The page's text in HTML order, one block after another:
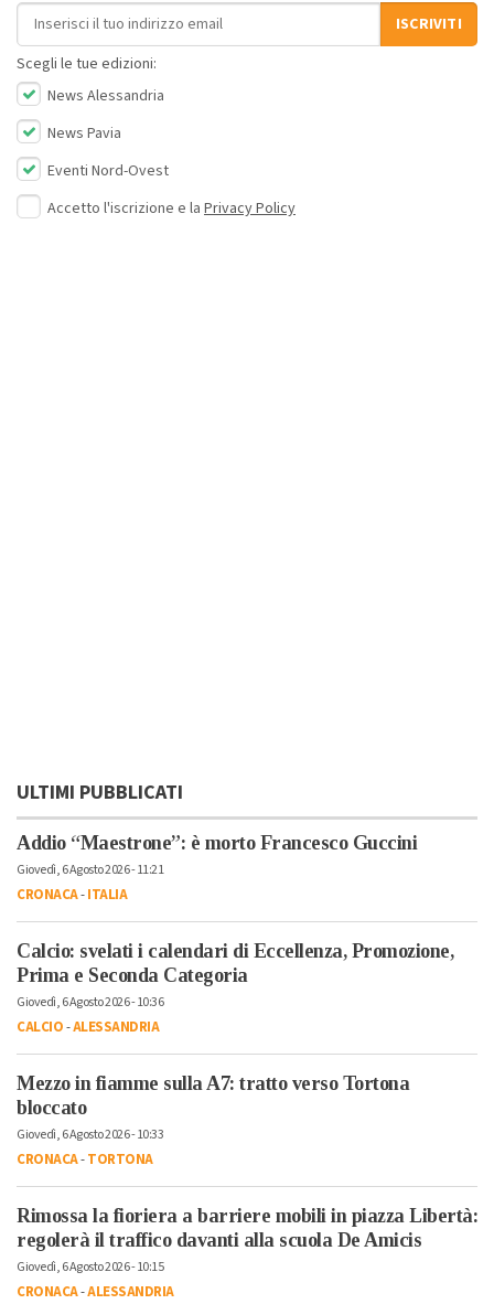
Indirizzo email
ISCRIVITI
Scegli le tue edizioni:
News Alessandria
News Pavia
Eventi Nord-Ovest
Accetto l'iscrizione e la Privacy Policy
ULTIMI PUBBLICATI
Addio “Maestrone”: è morto Francesco Guccini
Giovedì, 6 Agosto 2026 - 11:21
CRONACA-ITALIA
Calcio: svelati i calendari di Eccellenza, Promozione,
Prima e Seconda Categoria
Giovedì, 6 Agosto 2026 - 10:36
CALCIO-ALESSANDRIA
Mezzo in fiamme sulla A7: tratto verso Tortona
bloccato
Giovedì, 6 Agosto 2026 - 10:33
CRONACA-TORTONA
Rimossa la fioriera a barriere mobili in piazza Libertà:
regolerà il traffico davanti alla scuola De Amicis
Giovedì, 6 Agosto 2026 - 10:15
CRONACA-ALESSANDRIA